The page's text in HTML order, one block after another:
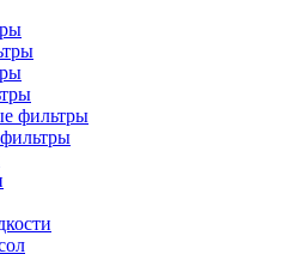
фильтры